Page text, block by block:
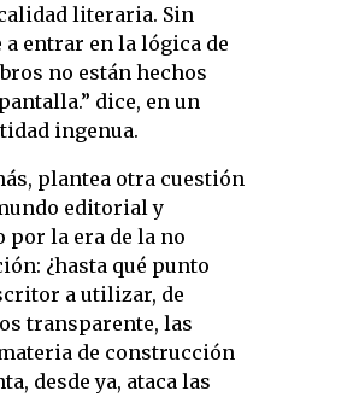
literaria. Sin
a entrar en la lógica de
no están hechos
dice, en un
ingenua.
plantea otra cuestión
editorial y
la era de la no
¿hasta qué punto
a utilizar, de
transparente, las
de construcción
desde ya, ataca las